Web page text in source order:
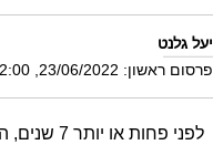
יעל גלנט
פרסום ראשון: 23/06/2022, 12:00
לפני